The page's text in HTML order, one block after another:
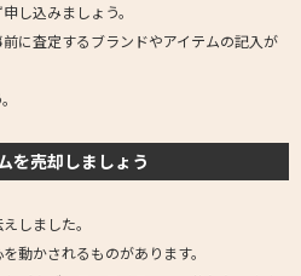
し込みましょう。
に査定するブランドやアイテムの記入が
を売却しましょう
しました。
動かされるものがあります。